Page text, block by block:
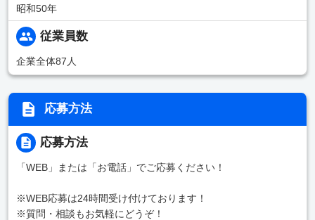
昭和50年
従業員数
企業全体87人
応募方法
応募方法
「WEB」または「お電話」でご応募ください！
※WEB応募は24時間受け付けております！
※質問・相談もお気軽にどうぞ！